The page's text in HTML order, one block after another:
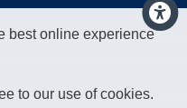
best online experience
to our use of cookies.